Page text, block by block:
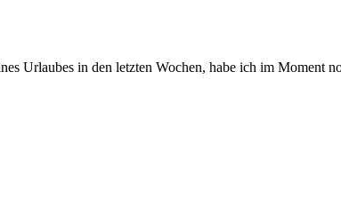
Urlaubes in den letzten Wochen, habe ich im Moment